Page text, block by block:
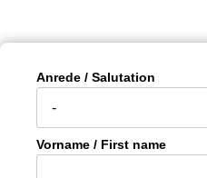
Anrede / Salutation
Vorname / First name